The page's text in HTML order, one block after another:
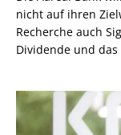
nicht auf ihren
Recherche auch
Dividende und das